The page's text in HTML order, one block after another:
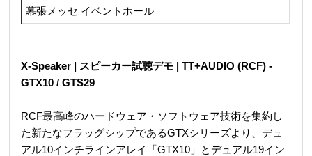
幕張メッセ イベントホール
X-Speaker | スピーカー試聴デモ | TT+AUDIO (RCF) -
GTX10 / GTS29
RCF最高峰のハードウェア・ソフトウェア技術を集約し
た新たなフラッグシップであるGTXシリーズより、デュ
アル10インチラインアレイ「GTX10」とデュアル19イン